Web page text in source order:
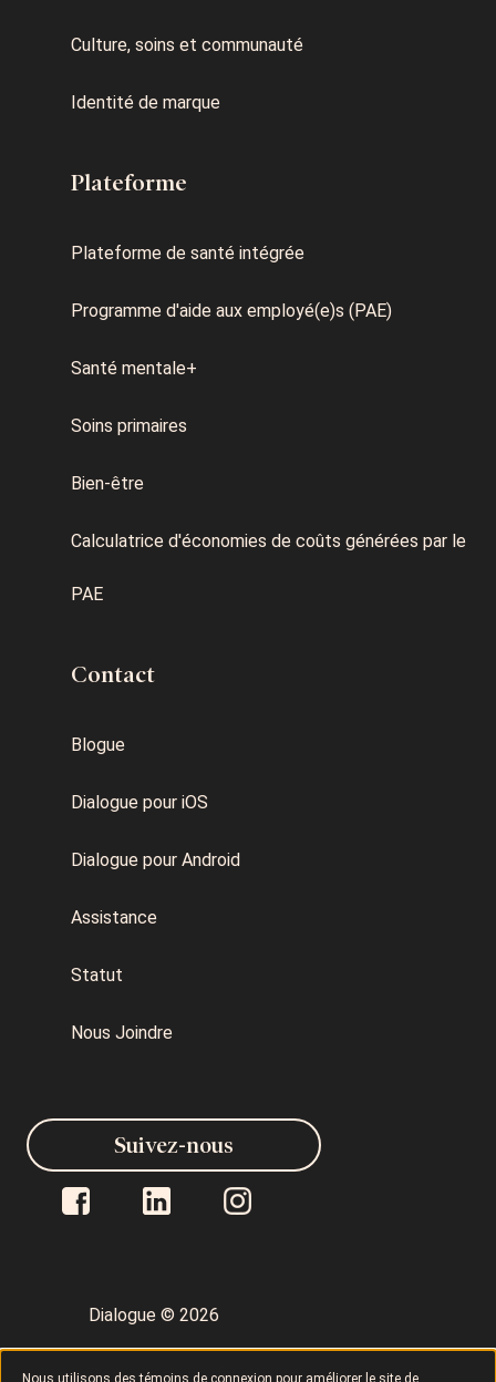
Nous utilisons des témoins de connexion pour améliorer le site de
Culture, soins et communauté
Identité de marque
Plateforme
Plateforme de santé intégrée
Programme d'aide aux employé(e)s (PAE)
Santé mentale+
Soins primaires
Bien-être
Calculatrice d'économies de coûts générées par le
PAE
Contact
Blogue
Dialogue pour iOS
Dialogue pour Android
Assistance
Statut
Nous Joindre
Dialogue © 2026
Politique de confidentialité
Suivez-nous